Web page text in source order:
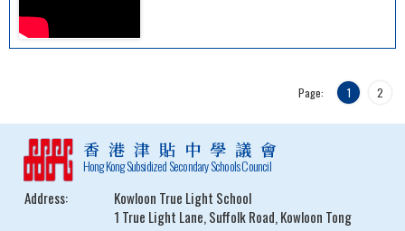
Page: 1 2
香港津貼中學議會
Hong Kong Subsidized Secondary Schools Council
Address:
Kowloon True Light School
1 True Light Lane, Suffolk Road, Kowloon Tong